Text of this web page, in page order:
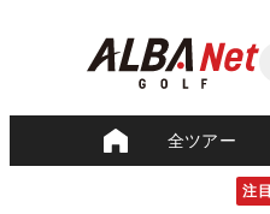
全ツアー
注目